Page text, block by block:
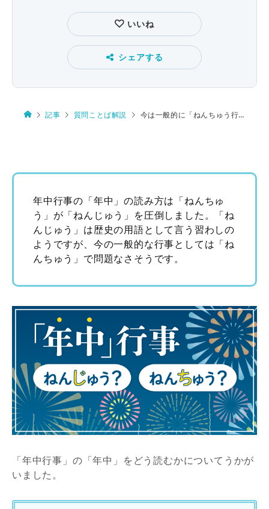
いいね
シェアする
記事 質問ことば解説 今は一般的に「ねんちゅう行事」
年中行事の「年中」の読み方は「ねんちゅ
う」が「ねんじゅう」を圧倒しました。「ね
んじゅう」は歴史の用語として言う習わしの
ようですが、今の一般的な行事としては「ね
んちゅう」で問題なさそうです。
「年中行事」の「年中」をどう読むかについてうかが
いました。